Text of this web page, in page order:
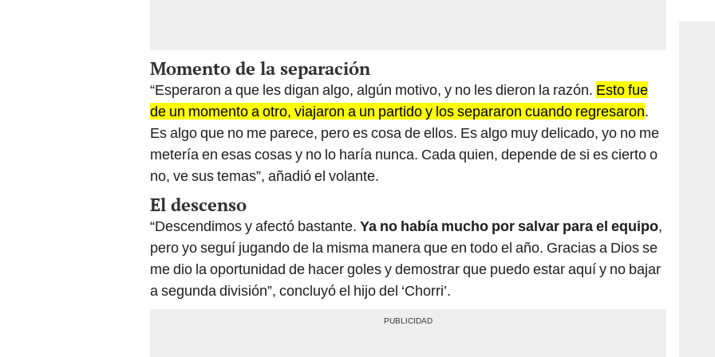
Momento de la separación
“Esperaron a que les digan algo, algún motivo, y no les dieron la razón. Esto fue
de un momento a otro, viajaron a un partido y los separaron cuando regresaron.
Es algo que no me parece, pero es cosa de ellos. Es algo muy delicado, yo no me
metería en esas cosas y no lo haría nunca. Cada quien, depende de si es cierto o
no, ve sus temas”, añadió el volante.
El descenso
“Descendimos y afectó bastante. Ya no había mucho por salvar para el equipo,
pero yo seguí jugando de la misma manera que en todo el año. Gracias a Dios se
me dio la oportunidad de hacer goles y demostrar que puedo estar aquí y no bajar
a segunda división”, concluyó el hijo del ‘Chorri’.